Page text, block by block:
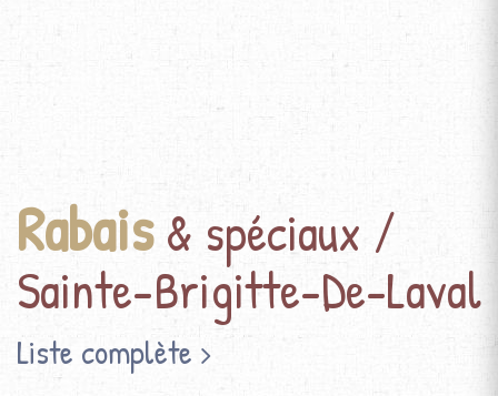
Rabais& spéciaux /
Sainte-Brigitte-De-Laval
Liste complète